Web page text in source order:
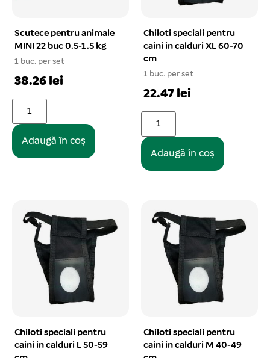
Scutece pentru animale
MINI 22 buc 0.5-1.5 kg
1 buc. per set
38.26 lei
Adaugă în coș
Chiloti speciali pentru
caini in calduri XL 60-70
cm
1 buc. per set
22.47 lei
Adaugă în coș
Chiloti speciali pentru
caini in calduri L 50-59
Chiloti speciali pentru
caini in calduri M 40-49